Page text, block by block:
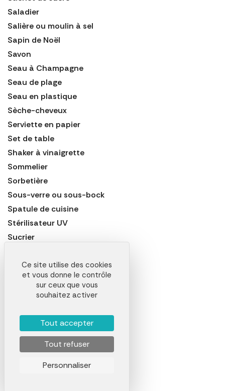
Saladier
Salière ou moulin à sel
Sapin de Noël
Savon
Seau à Champagne
Seau de plage
Seau en plastique
Sèche-cheveux
Serviette en papier
Set de table
Shaker à vinaigrette
Sommelier
Sorbetière
Sous-verre ou sous-bock
Spatule de cuisine
Stérilisateur UV
Sucrier
Table de bar
Table de jardin
Tabouret
Tapis de bain
Tapis de bar
Ce site utilise des cookies
et vous donne le contrôle
sur ceux que vous
souhaitez activer
Tout accepter
Tout refuser
Personnaliser